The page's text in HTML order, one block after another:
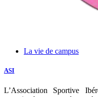
La vie de campus
ASI
L’Association Sportive